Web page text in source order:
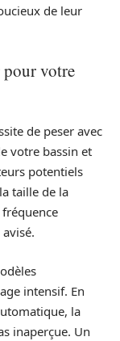
de leur
votre
de peser avec
votre bassin et
potentiels
taille de la
intensif. En
la
inaperçue. Un